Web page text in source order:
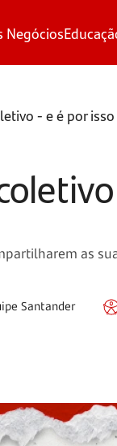
Negócios
- e é por
as
Santander